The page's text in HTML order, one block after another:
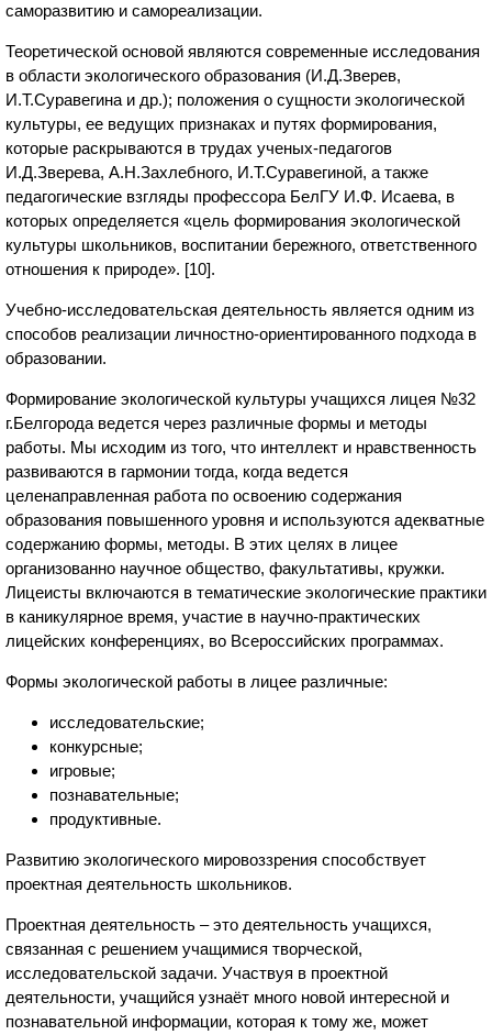
саморазвитию и самореализации.
Теоретической основой являются современные исследования
в области экологического образования (И.Д.Зверев,
И.Т.Суравегина и др.); положения о сущности экологической
культуры, ее ведущих признаках и путях формирования,
которые раскрываются в трудах ученых-педагогов
И.Д.Зверева, А.Н.Захлебного, И.Т.Суравегиной, а также
педагогические взгляды профессора БелГУ И.Ф. Исаева, в
которых определяется «цель формирования экологической
культуры школьников, воспитании бережного, ответственного
отношения к природе». [10].
Учебно-исследовательская деятельность является одним из
способов реализации личностно-ориентированного подхода в
образовании.
Формирование экологической культуры учащихся лицея №32
г.Белгорода ведется через различные формы и методы
работы. Мы исходим из того, что интеллект и нравственность
развиваются в гармонии тогда, когда ведется
целенаправленная работа по освоению содержания
образования повышенного уровня и используются адекватные
содержанию формы, методы. В этих целях в лицее
организованно научное общество, факультативы, кружки.
Лицеисты включаются в тематические экологические практики
в каникулярное время, участие в научно-практических
лицейских конференциях, во Всероссийских программах.
Формы экологической работы в лицее различные:
исследовательские;
конкурсные;
игровые;
познавательные;
продуктивные.
Развитию экологического мировоззрения способствует
проектная деятельность школьников.
Проектная деятельность – это деятельность учащихся,
связанная с решением учащимися творческой,
исследовательской задачи. Участвуя в проектной
деятельности, учащийся узнаёт много новой интересной и
познавательной информации, которая к тому же, может